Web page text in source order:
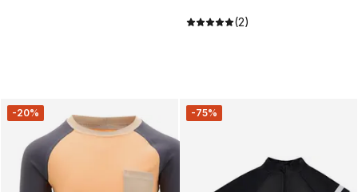
(2)
-20% -75%